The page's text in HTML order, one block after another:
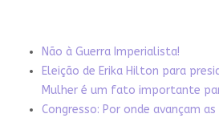
Não à Guerra Imperialista!
Eleição de Erika Hilton para
Mulher é um fato importante
Congresso: Por onde avançam